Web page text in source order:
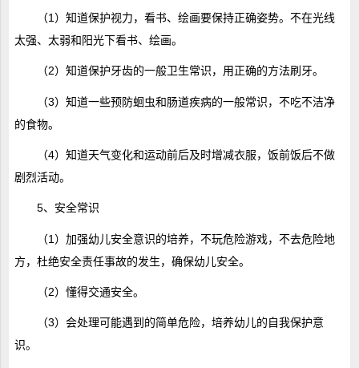
（1）知道保护视力，看书、绘画要保持正确姿势。不在光线
太强、太弱和阳光下看书、绘画。
（2）知道保护牙齿的一般卫生常识，用正确的方法刷牙。
（3）知道一些预防蛔虫和肠道疾病的一般常识，不吃不洁净
的食物。
（4）知道天气变化和运动前后及时增减衣服，饭前饭后不做
剧烈活动。
5、安全常识
（1）加强幼儿安全意识的培养，不玩危险游戏，不去危险地
方，杜绝安全责任事故的发生，确保幼儿安全。
（2）懂得交通安全。
（3）会处理可能遇到的简单危险，培养幼儿的自我保护意
识。